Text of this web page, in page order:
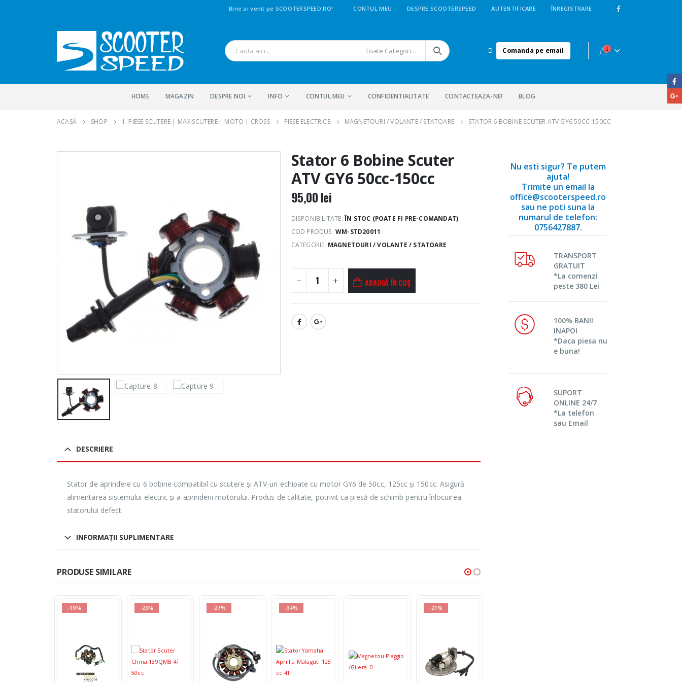
Bine ai venit pe SCOOTERSPEED.RO! CONTUL MEU DESPRE SCOOTERSPEED AUTENTIFICARE ÎNREGISTRARE
Toate Categoriile Comanda pe email
HOME MAGAZIN DESPRE NOI INFO CONTUL MEU CONFIDENTIALITATE CONTACTEAZA-NE! BLOG
ACASĂ SHOP 1. PIESE SCUTERE | MAXISCUTERE | MOTO | CROSS PIESE ELECTRICE MAGNETOURI / VOLANTE / STATOARE STATOR 6 BOBINE SCUTER ATV GY6 50CC-150CC
Stator 6 Bobine Scuter
ATV GY6 50cc-150cc
95,00lei
DISPONIBILITATE:ÎN STOC (POATE FI PRE-COMANDAT)
COD PRODUS:WM-STD20011
CATEGORIE: MAGNETOURI / VOLANTE / STATOARE
ADAUGĂ ÎN COȘ
DESCRIERE
Stator de aprindere cu 6 bobine compatibil cu scutere și ATV-uri echipate cu motor GY6 de 50cc, 125cc și 150cc. Asigură
alimentarea sistemului electric și a aprinderii motorului. Produs de calitate, potrivit ca piesă de schimb pentru înlocuirea
statorului defect.
INFORMAȚII SUPLIMENTARE
PRODUSE SIMILARE
-19% -23% -27% -34% -21%
Nu esti sigur? Te putem
ajuta!
Trimite un email la
office@scooterspeed.ro
sau ne poti suna la
numarul de telefon:
0756427887.
TRANSPORT
GRATUIT
*La comenzi
peste 380 Lei
100% BANII
INAPOI
*Daca piesa nu
e buna!
SUPORT
ONLINE 24/7
*La telefon
sau Email